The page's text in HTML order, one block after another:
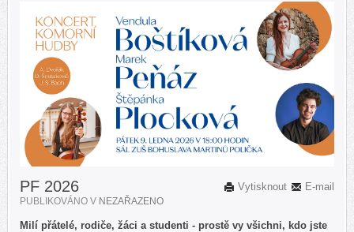
E-mail
Vytisknout
PF 2026
PUBLIKOVÁNO V NEZAŘAZENO
Milí přátelé, rodiče, žáci a studenti - prostě vy všichni, kdo jste